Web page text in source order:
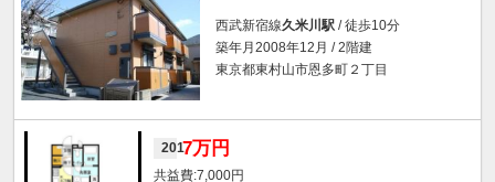
西武新宿線久米川駅 / 徒歩10分
築年月2008年12月 / 2階建
東京都東村山市恩多町２丁目
2017万円
7,000円